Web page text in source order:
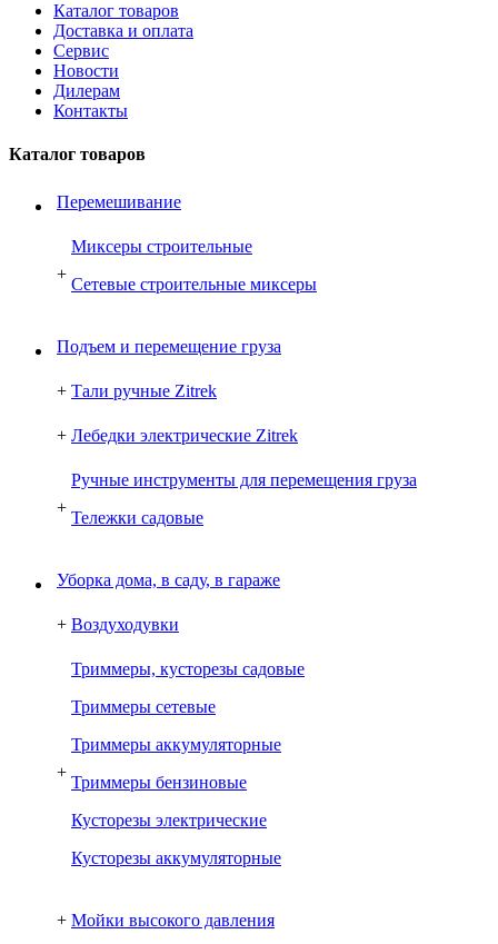
Каталог товаров
Доставка и оплата
Сервис
Новости
Дилерам
Контакты
Каталог товаров
Перемешивание
+
Миксеры строительные
Сетевые строительные миксеры
Подъем и перемещение груза
+ Тали ручные Zitrek
+ Лебедки электрические Zitrek
+
Ручные инструменты для перемещения груза
Тележки садовые
Уборка дома, в саду, в гараже
+ Воздуходувки
+
Триммеры, кусторезы садовые
Триммеры сетевые
Триммеры аккумуляторные
Триммеры бензиновые
Кусторезы электрические
Кусторезы аккумуляторные
+ Мойки высокого давления